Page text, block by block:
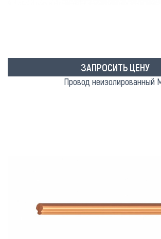
ЗАПРОСИТЬ ЦЕНУ
Провод неизолированный